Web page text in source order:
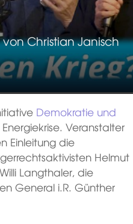
vonChristian Janisch
Demokratie und
Veranstalter
Einleitung die
Helmut
Langthaler, die
General i.R. Günther